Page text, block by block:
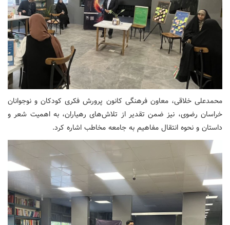
محمدعلی خلاقی، معاون فرهنگی کانون پرورش فکری کودکان و نوجوانان
خراسان رضوی، نیز ضمن تقدیر از تلاش‌های رهیاران، به اهمیت شعر و
داستان و نحوه انتقال مفاهیم به جامعه مخاطب اشاره کرد.